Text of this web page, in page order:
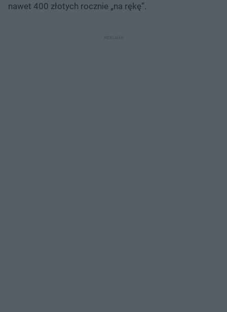
nawet 400 złotych rocznie „na rękę”.